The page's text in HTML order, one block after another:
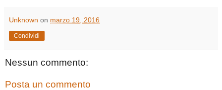
Unknown on marzo 19, 2016
Condividi
Nessun commento:
Posta un commento